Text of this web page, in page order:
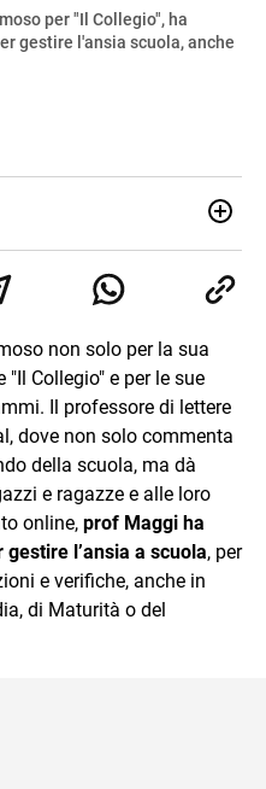
per "Il Collegio", ha
gestire l'ansia scuola, anche
editoriali e agenzie di
nella scrittura di articoli
non solo per la sua
Collegio" e per le sue
Il professore di lettere
dove non solo commenta
della scuola, ma dà
e ragazze e alle loro
online, prof Maggi ha
l’ansia a scuola, per
e verifiche, anche in
di Maturità o del